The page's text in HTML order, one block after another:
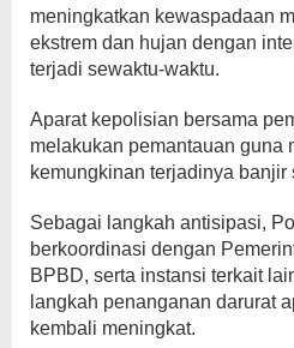
meningkatkan kewaspadaan
ekstrem dan hujan dengan
terjadi sewaktu-waktu.
Aparat kepolisian bersama
melakukan pemantauan guna
kemungkinan terjadinya banjir
Sebagai langkah antisipasi,
berkoordinasi dengan
BPBD, serta instansi terkait
langkah penanganan darurat
kembali meningkat.